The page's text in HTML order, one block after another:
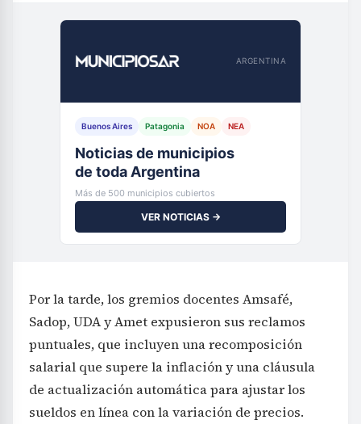
ARGENTINA
Buenos Aires Patagonia NOA NEA
Noticias de municipios
de toda Argentina
Más de 500 municipios cubiertos
VER NOTICIAS →
Por la tarde, los gremios docentes Amsafé,
Sadop, UDA y Amet expusieron sus reclamos
puntuales, que incluyen una recomposición
salarial que supere la inflación y una cláusula
de actualización automática para ajustar los
sueldos en línea con la variación de precios.